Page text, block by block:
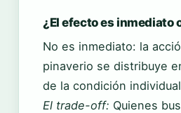
¿El efecto es inmediato
No es inmediato: la
pinaverio se distribuye
de la condición
El trade-off: Quienes